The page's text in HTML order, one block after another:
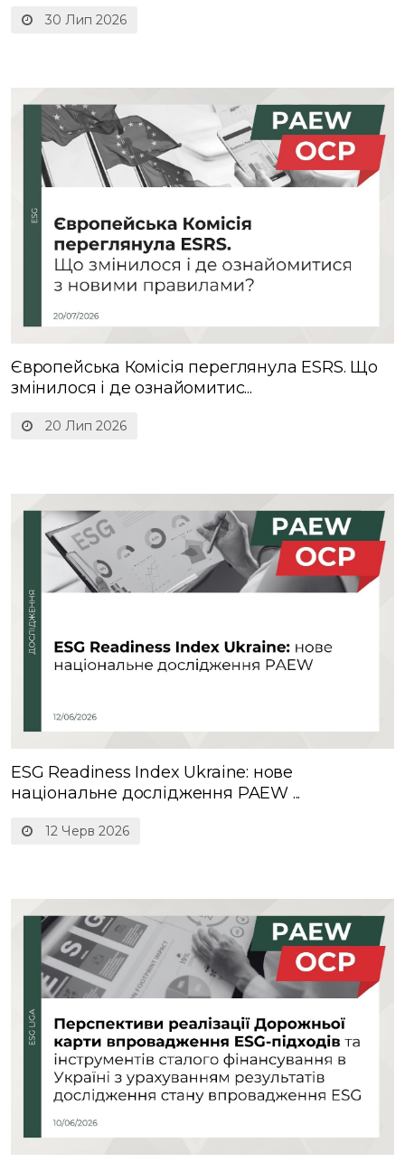
30 Лип 2026
20 Лип 2026
Європейська Комісія переглянула ESRS. Що
змінилося і де ознайомитис...
12 Черв 2026
ESG Readiness Index Ukraine: нове
національне дослідження PAEW ...